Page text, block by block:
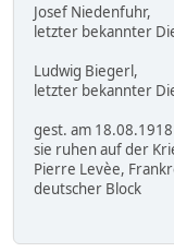
Josef Niedenfuhr,
letzter bekannter
Ludwig Biegerl,
letzter bekannter
gest. am
sie ruhen auf der
Pierre Levèe,
deutscher Block